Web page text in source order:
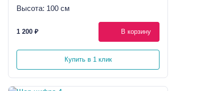
Высота: 100 см
1 200 ₽ В корзину
Купить в 1 клик